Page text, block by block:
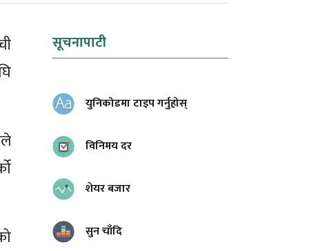
सूचनापाटी
युनिकोडमा टाइप गर्नुहोस्
विनिमय दर
शेयर बजार
सुन चाँदि